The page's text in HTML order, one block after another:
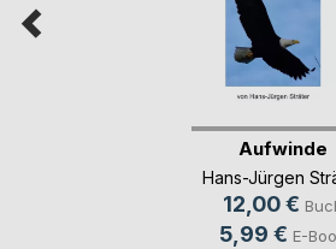
Aufwinde
Hans-Jürgen
12,00 €
5,99 € E-